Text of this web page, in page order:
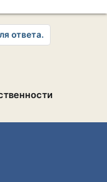
ответа.